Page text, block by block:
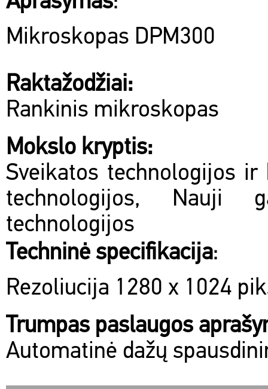
Mikroskopas DPM300
Raktažodžiai:
Rankinis mikroskopas
Mokslo kryptis:
Sveikatos technologijos
technologijos, Nauji
technologijos
Techninė specifikacija:
Rezoliucija 1280 x 1024
Trumpas paslaugos
Automatinė dažų